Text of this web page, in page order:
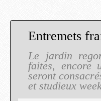
Entremets
Le jardin
faites, encore
seront
et studieux